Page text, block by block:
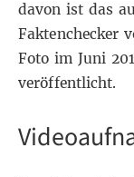
davon ist das
Faktenchecker
Foto im Juni
veröffentlicht.